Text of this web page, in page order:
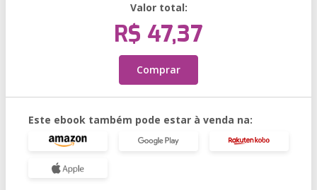
Valor total:
R$ 47,37
Comprar
Este ebook também pode estar à venda na: